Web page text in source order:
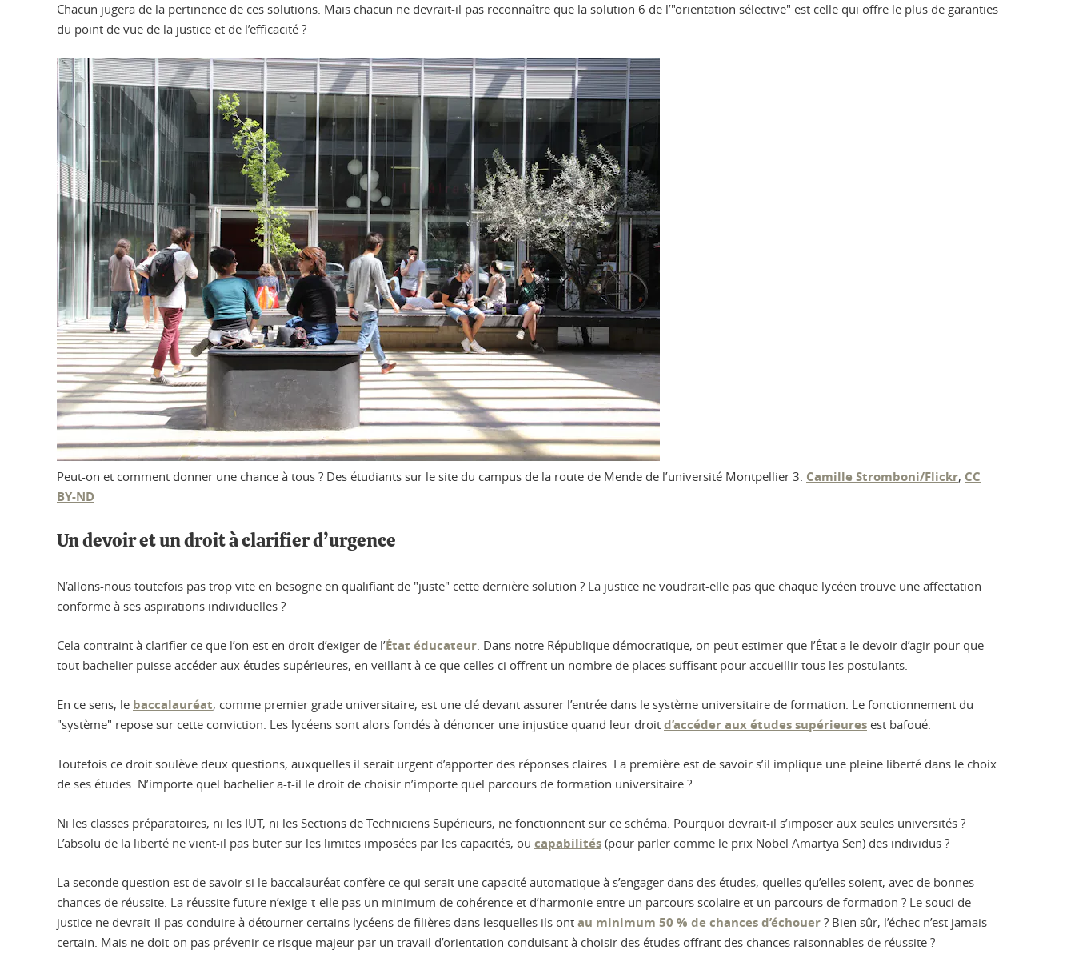
Chacun jugera de la pertinence de ces solutions. Mais chacun ne devrait-il pas reconnaître que la solution 6 de l’"orientation sélective" est celle qui offre le plus de garanties
du point de vue de la justice et de l’efficacité ?
Peut-on et comment donner une chance à tous ? Des étudiants sur le site du campus de la route de Mende de l’université Montpellier 3. Camille Stromboni/Flickr, CC
BY-ND
Un devoir et un droit à clarifier d’urgence
N’allons-nous toutefois pas trop vite en besogne en qualifiant de "juste" cette dernière solution ? La justice ne voudrait-elle pas que chaque lycéen trouve une affectation
conforme à ses aspirations individuelles ?
Cela contraint à clarifier ce que l’on est en droit d’exiger de l’État éducateur. Dans notre République démocratique, on peut estimer que l’État a le devoir d’agir pour que
tout bachelier puisse accéder aux études supérieures, en veillant à ce que celles-ci offrent un nombre de places suffisant pour accueillir tous les postulants.
En ce sens, le baccalauréat, comme premier grade universitaire, est une clé devant assurer l’entrée dans le système universitaire de formation. Le fonctionnement du
"système" repose sur cette conviction. Les lycéens sont alors fondés à dénoncer une injustice quand leur droit d’accéder aux études supérieures est bafoué.
Toutefois ce droit soulève deux questions, auxquelles il serait urgent d’apporter des réponses claires. La première est de savoir s’il implique une pleine liberté dans le choix
de ses études. N’importe quel bachelier a-t-il le droit de choisir n’importe quel parcours de formation universitaire ?
Ni les classes préparatoires, ni les IUT, ni les Sections de Techniciens Supérieurs, ne fonctionnent sur ce schéma. Pourquoi devrait-il s’imposer aux seules universités ?
L’absolu de la liberté ne vient-il pas buter sur les limites imposées par les capacités, ou capabilités (pour parler comme le prix Nobel Amartya Sen) des individus ?
La seconde question est de savoir si le baccalauréat confère ce qui serait une capacité automatique à s’engager dans des études, quelles qu’elles soient, avec de bonnes
chances de réussite. La réussite future n’exige-t-elle pas un minimum de cohérence et d’harmonie entre un parcours scolaire et un parcours de formation ? Le souci de
justice ne devrait-il pas conduire à détourner certains lycéens de filières dans lesquelles ils ont au minimum 50 % de chances d’échouer ? Bien sûr, l’échec n’est jamais
certain. Mais ne doit-on pas prévenir ce risque majeur par un travail d’orientation conduisant à choisir des études offrant des chances raisonnables de réussite ?